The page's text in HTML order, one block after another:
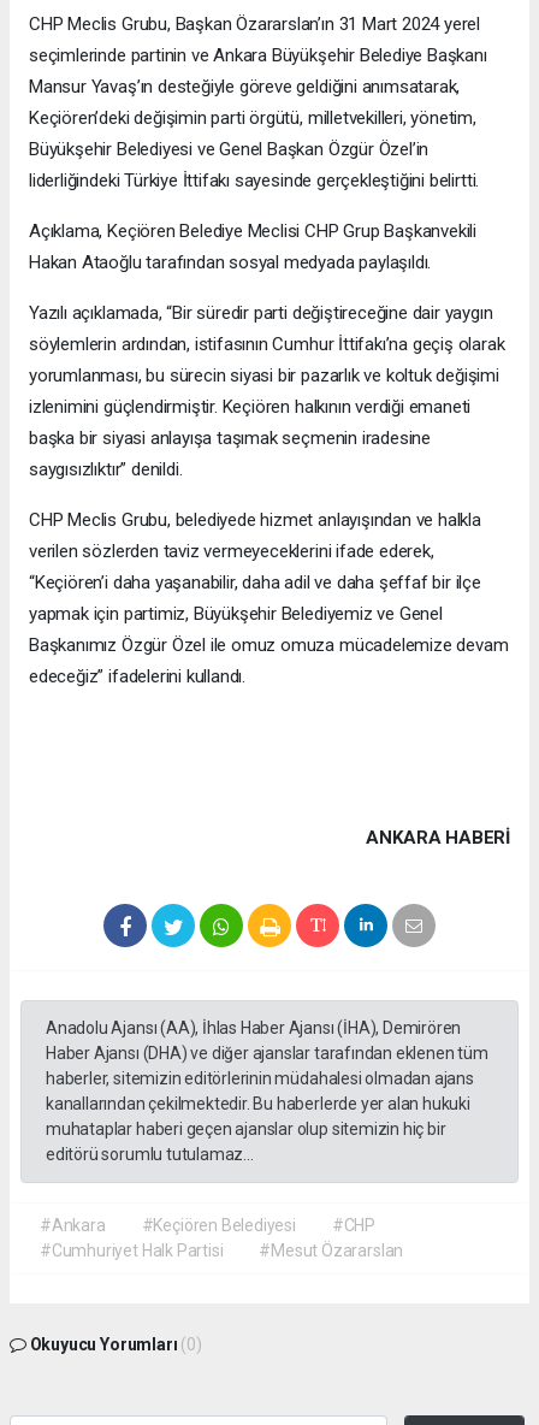
CHP Meclis Grubu, Başkan Özararslan’ın 31 Mart 2024 yerel
seçimlerinde partinin ve Ankara Büyükşehir Belediye Başkanı
Mansur Yavaş’ın desteğiyle göreve geldiğini anımsatarak,
Keçiören’deki değişimin parti örgütü, milletvekilleri, yönetim,
Büyükşehir Belediyesi ve Genel Başkan Özgür Özel’in
liderliğindeki Türkiye İttifakı sayesinde gerçekleştiğini belirtti.
Açıklama, Keçiören Belediye Meclisi CHP Grup Başkanvekili
Hakan Ataoğlu tarafından sosyal medyada paylaşıldı.
Yazılı açıklamada, “Bir süredir parti değiştireceğine dair yaygın
söylemlerin ardından, istifasının Cumhur İttifakı’na geçiş olarak
yorumlanması, bu sürecin siyasi bir pazarlık ve koltuk değişimi
izlenimini güçlendirmiştir. Keçiören halkının verdiği emaneti
başka bir siyasi anlayışa taşımak seçmenin iradesine
saygısızlıktır” denildi.
CHP Meclis Grubu, belediyede hizmet anlayışından ve halkla
verilen sözlerden taviz vermeyeceklerini ifade ederek,
“Keçiören’i daha yaşanabilir, daha adil ve daha şeffaf bir ilçe
yapmak için partimiz, Büyükşehir Belediyemiz ve Genel
Başkanımız Özgür Özel ile omuz omuza mücadelemize devam
edeceğiz” ifadelerini kullandı.
ANKARA HABERİ
Anadolu Ajansı (AA), İhlas Haber Ajansı (İHA), Demirören
Haber Ajansı (DHA) ve diğer ajanslar tarafından eklenen tüm
haberler, sitemizin editörlerinin müdahalesi olmadan ajans
kanallarından çekilmektedir. Bu haberlerde yer alan hukuki
muhataplar haberi geçen ajanslar olup sitemizin hiç bir
editörü sorumlu tutulamaz...
#Ankara #Keçiören Belediyesi
#CHP
#Cumhuriyet Halk Partisi
#Mesut Özararslan
Okuyucu Yorumları (0)